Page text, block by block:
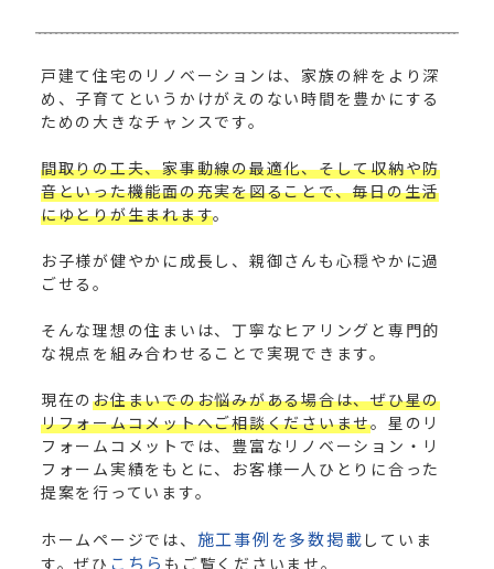
戸建て住宅のリノベーションは、家族の絆をより深
め、子育てというかけがえのない時間を豊かにする
ための大きなチャンスです。
間取りの工夫、家事動線の最適化、そして収納や防
音といった機能面の充実を図ることで、毎日の生活
にゆとりが生まれます。
お子様が健やかに成長し、親御さんも心穏やかに過
ごせる。
そんな理想の住まいは、丁寧なヒアリングと専門的
な視点を組み合わせることで実現できます。
現在のお住まいでのお悩みがある場合は、ぜひ星の
リフォームコメットへご相談くださいませ。星のリ
フォームコメットでは、豊富なリノベーション・リ
フォーム実績をもとに、お客様一人ひとりに合った
提案を行っています。
ホームページでは、 施工事例を多数掲載 していま
す。ぜひ こちら もご覧くださいませ。